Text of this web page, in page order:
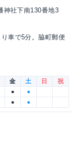
神社下南130番地3
車で5分。脇町郵便
金 土 日
祝
●
●
● ●